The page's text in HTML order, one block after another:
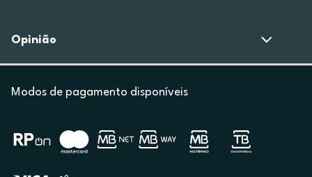
Opinião
Modos de pagamento disponíveis